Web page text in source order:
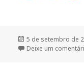
Publicado
em
5 de setembro de
Deixe um